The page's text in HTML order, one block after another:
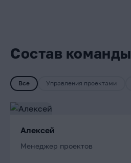
Состав команды
Все Управления проектами
Алексей
Менеджер проектов